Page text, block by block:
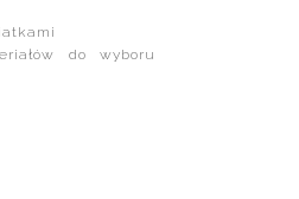
do wyboru